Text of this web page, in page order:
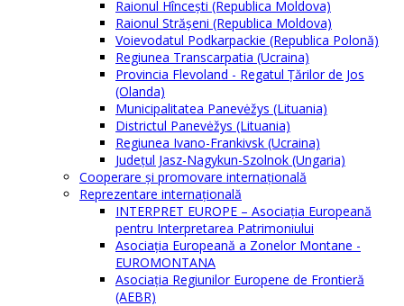
Raionul Hîncești (Republica Moldova)
Raionul Străşeni (Republica Moldova)
Voievodatul Podkarpackie (Republica Polonă)
Regiunea Transcarpatia (Ucraina)
Provincia Flevoland - Regatul Ţărilor de Jos
(Olanda)
Municipalitatea Panevėžys (Lituania)
Districtul Panevėžys (Lituania)
Regiunea Ivano-Frankivsk (Ucraina)
Judeţul Jasz-Nagykun-Szolnok (Ungaria)
Cooperare şi promovare internaţională
Reprezentare internaţională
INTERPRET EUROPE – Asociația Europeană
pentru Interpretarea Patrimoniului
Asociația Europeană a Zonelor Montane -
EUROMONTANA
Asociația Regiunilor Europene de Frontieră
(AEBR)